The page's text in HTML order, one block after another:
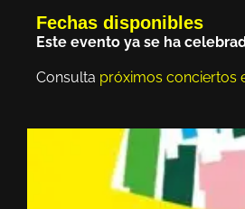
Fechas disponibles
Este evento ya se ha
Consulta próximos conciertos